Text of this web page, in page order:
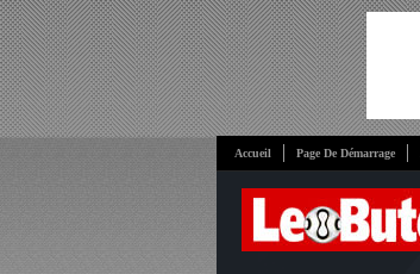
Accueil Page De Démarrage